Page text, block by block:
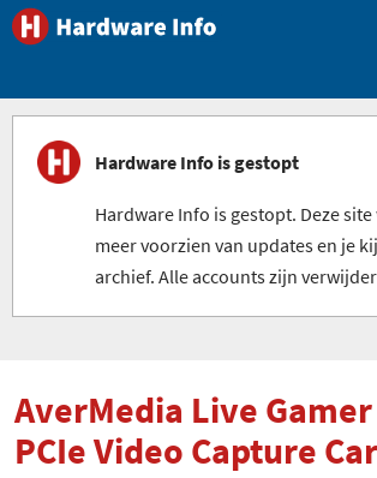
Hardware Info is gestopt
Hardware Info is gestopt. Deze
meer voorzien van updates en je
archief. Alle accounts zijn
AverMedia Live Gamer
PCIe Video Capture